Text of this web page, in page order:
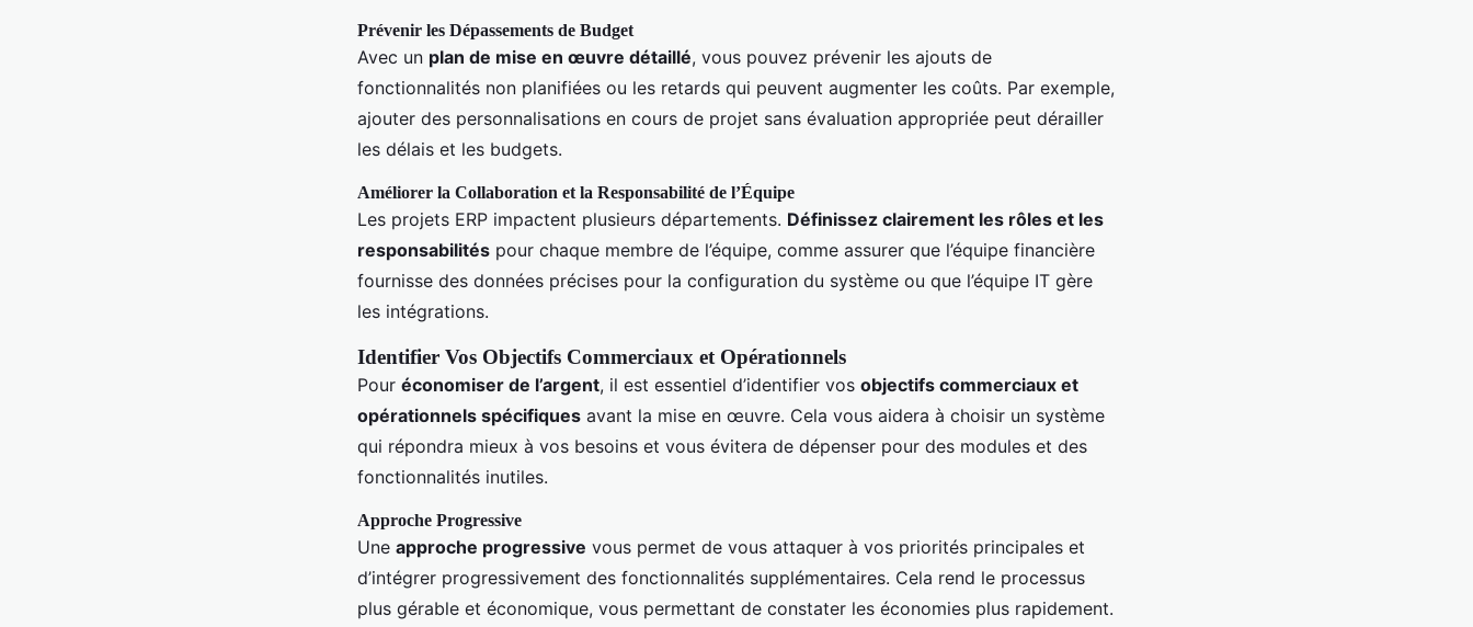
Prévenir les Dépassements de Budget
Avec un plan de mise en œuvre détaillé, vous pouvez prévenir les ajouts de
fonctionnalités non planifiées ou les retards qui peuvent augmenter les coûts. Par exemple,
ajouter des personnalisations en cours de projet sans évaluation appropriée peut dérailler
les délais et les budgets.
Améliorer la Collaboration et la Responsabilité de l’Équipe
Les projets ERP impactent plusieurs départements. Définissez clairement les rôles et les
responsabilités pour chaque membre de l’équipe, comme assurer que l’équipe financière
fournisse des données précises pour la configuration du système ou que l’équipe IT gère
les intégrations.
Identifier Vos Objectifs Commerciaux et Opérationnels
Pour économiser de l’argent, il est essentiel d’identifier vos objectifs commerciaux et
opérationnels spécifiques avant la mise en œuvre. Cela vous aidera à choisir un système
qui répondra mieux à vos besoins et vous évitera de dépenser pour des modules et des
fonctionnalités inutiles.
Approche Progressive
Une approche progressive vous permet de vous attaquer à vos priorités principales et
d’intégrer progressivement des fonctionnalités supplémentaires. Cela rend le processus
plus gérable et économique, vous permettant de constater les économies plus rapidement.